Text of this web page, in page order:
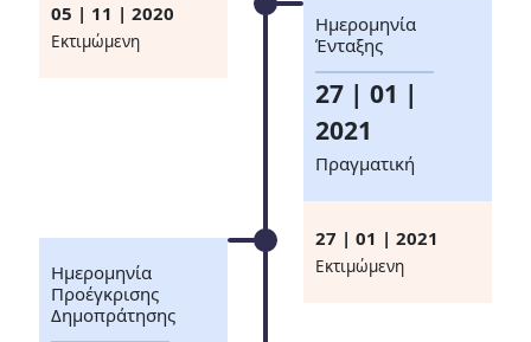
05 | 11 | 2020
Eκτιμώμενη
Ημερομηνία
Ένταξης
27 | 01 |
2021
Πραγματική
27 | 01 | 2021
Eκτιμώμενη
Ημερομηνία
Προέγκρισης
Δημοπράτησης